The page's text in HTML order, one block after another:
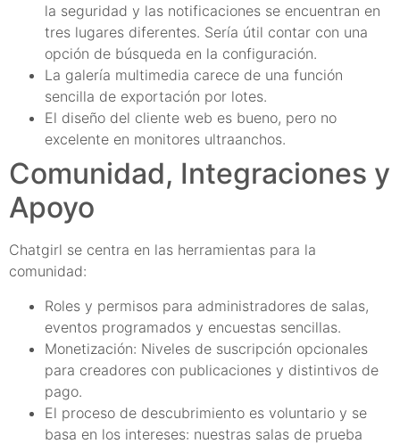
la seguridad y las notificaciones se encuentran en
tres lugares diferentes. Sería útil contar con una
opción de búsqueda en la configuración.
La galería multimedia carece de una función
sencilla de exportación por lotes.
El diseño del cliente web es bueno, pero no
excelente en monitores ultraanchos.
Comunidad, Integraciones y
Apoyo
Chatgirl se centra en las herramientas para la
comunidad:
Roles y permisos para administradores de salas,
eventos programados y encuestas sencillas.
Monetización: Niveles de suscripción opcionales
para creadores con publicaciones y distintivos de
pago.
El proceso de descubrimiento es voluntario y se
basa en los intereses: nuestras salas de prueba